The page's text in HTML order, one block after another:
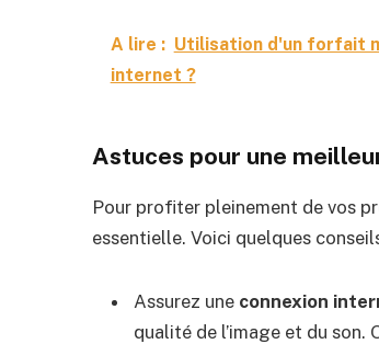
A lire : Utilisation d'un forfait
internet ?
Astuces pour une
Pour profiter pleinement de vos
essentielle. Voici quelques
Assurez une connexion
qualité de l’image et du son.